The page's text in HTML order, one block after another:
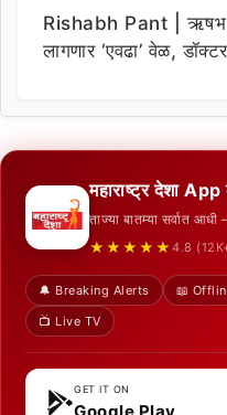
Rishabh Pant | ऋषभ
लागणार ‘एवढा’ वेळ,
महाराष्ट्र देशा
ताज्या बातम्या सर्वात
★★★★★ 4.8
🔔 Breaking Alerts 📖
📺 Live TV
GET IT ON